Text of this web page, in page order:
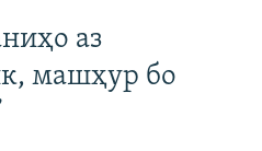
аз
машҳур бо